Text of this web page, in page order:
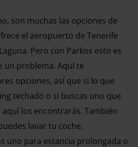
son muchas las opciones de
el aeropuerto de Tenerife
Pero con Parkos esto es
un problema. Aquí te
opciones, así que si lo que
techado o si buscas uno que
los encontrarás. También
lavar tu coche.
uno para estancia prolongada o